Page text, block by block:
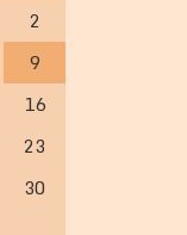
2
9
16
23
30